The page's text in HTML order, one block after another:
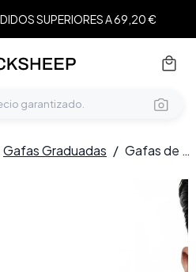
SUPERIORES A 69,20 €
Gafas Graduadas / Gafas de aviador de acetato transparente #BS0218-0429